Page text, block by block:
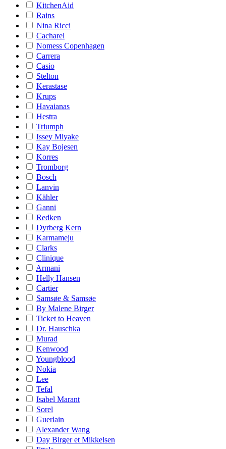
KitchenAid
Rains
Nina Ricci
Cacharel
Nomess Copenhagen
Carrera
Casio
Stelton
Kerastase
Krups
Havaianas
Hestra
Triumph
Issey Miyake
Kay Bojesen
Korres
Tromborg
Bosch
Lanvin
Kähler
Ganni
Redken
Dyrberg Kern
Karmameju
Clarks
Clinique
Armani
Helly Hansen
Cartier
Samsøe & Samsøe
By Malene Birger
Ticket to Heaven
Dr. Hauschka
Murad
Kenwood
Youngblood
Nokia
Lee
Tefal
Isabel Marant
Sorel
Guerlain
Alexander Wang
Day Birger et Mikkelsen